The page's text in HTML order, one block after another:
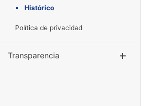
Histórico
Política de privacidad
Transparencia